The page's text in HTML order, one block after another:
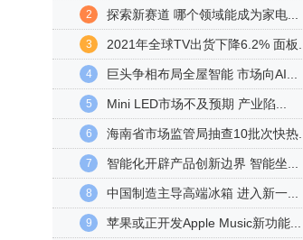
2 探索新赛道 哪个领域能成为家电...
3 2021年全球TV出货下降6.2% 面板...
4 巨头争相布局全屋智能 市场向AI...
5 Mini LED市场不及预期 产业陷...
6 海南省市场监管局抽查10批次快热...
7 智能化开辟产品创新边界 智能坐...
8 中国制造主导高端冰箱 进入新一...
9 苹果或正开发Apple Music新功能...